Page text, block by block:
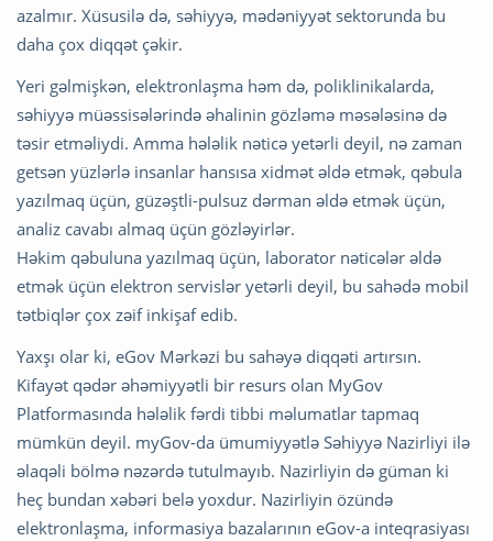
azalmır. Xüsusilə də, səhiyyə, mədəniyyət sektorunda bu
daha çox diqqət çəkir.
Yeri gəlmişkən, elektronlaşma həm də, poliklinikalarda,
səhiyyə müəssisələrində əhalinin gözləmə məsələsinə də
təsir etməliydi. Amma hələlik nəticə yetərli deyil, nə zaman
getsən yüzlərlə insanlar hansısa xidmət əldə etmək, qəbula
yazılmaq üçün, güzəştli-pulsuz dərman əldə etmək üçün,
analiz cavabı almaq üçün gözləyirlər.
Həkim qəbuluna yazılmaq üçün, laborator nəticələr əldə
etmək üçün elektron servislər yetərli deyil, bu sahədə mobil
tətbiqlər çox zəif inkişaf edib.
Yaxşı olar ki, eGov Mərkəzi bu sahəyə diqqəti artırsın.
Kifayət qədər əhəmiyyətli bir resurs olan MyGov
Platformasında hələlik fərdi tibbi məlumatlar tapmaq
mümkün deyil. myGov-da ümumiyyətlə Səhiyyə Nazirliyi ilə
əlaqəli bölmə nəzərdə tutulmayıb. Nazirliyin də güman ki
heç bundan xəbəri belə yoxdur. Nazirliyin özündə
elektronlaşma, informasiya bazalarının eGov-a inteqrasiyası